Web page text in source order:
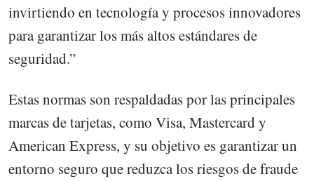
invirtiendo en tecnología y procesos innovadores
para garantizar los más altos estándares de
seguridad.”
Estas normas son respaldadas por las principales
marcas de tarjetas, como Visa, Mastercard y
American Express, y su objetivo es garantizar un
entorno seguro que reduzca los riesgos de fraude